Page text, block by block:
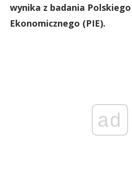
wynika z badania
Ekonomicznego (PIE).
ad